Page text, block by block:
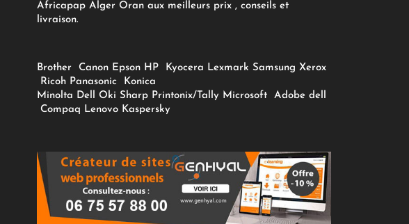
Africapap Alger Oran aux meilleurs prix , conseils et
livraison.
Brother Canon Epson HP Kyocera Lexmark Samsung Xerox
Ricoh Panasonic
Konica
Minolta Dell Oki Sharp Printonix/Tally Microsoft Adobe dell
Compaq Lenovo Kaspersky